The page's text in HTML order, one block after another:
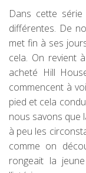
Dans cette
différentes. De
met fin à ses
cela. On revient
acheté Hill
commencent à
pied et cela
nous savons que
à peu les
comme on
rongeait la